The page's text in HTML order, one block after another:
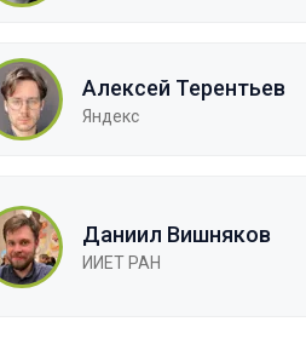
Алексей Терентьев
Яндекс
Даниил Вишняков
ИИЕТ РАН